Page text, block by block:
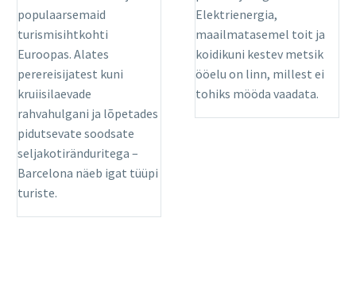
populaarsemaid
turismisihtkohti
Euroopas. Alates
perereisijatest kuni
kruiisilaevade
rahvahulgani ja lõpetades
pidutsevate soodsate
seljakotiränduritega –
Barcelona näeb igat tüüpi
turiste.
Elektrienergia,
maailmatasemel toit ja
koidikuni kestev metsik
ööelu on linn, millest ei
tohiks mööda vaadata.